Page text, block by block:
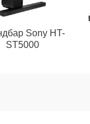
Sony HT-
ST5000